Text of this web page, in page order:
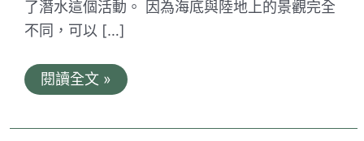
了潛水這個活動。 因為海底與陸地上的景觀完全
不同，可以 […]
菲
律
閱讀全文 »